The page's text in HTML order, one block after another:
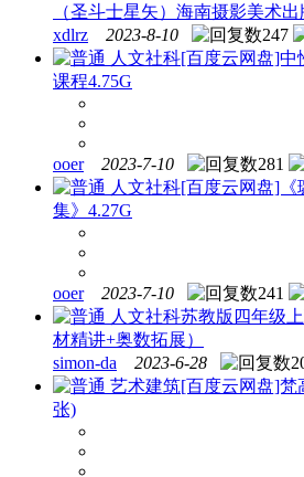
（圣斗士星矢）海南摄影美术
xdlrz
2023-8-10 247
人文社科[百度云网盘]中
课程4.75G
ooer 2023-7-10 281
人文社科[百度云网盘]《
集》4.27G
ooer 2023-7-10 241
人文社科苏教版四年级
材精讲+奥数拓展）
simon-da
2023-6-28
艺术建筑[百度云网盘]梵
张)